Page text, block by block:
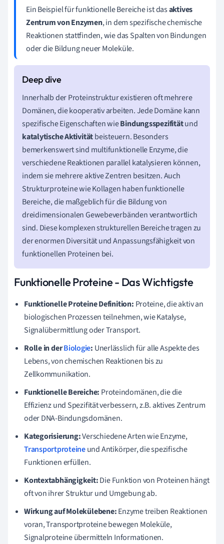
Ein Beispiel für funktionelle Bereiche ist dasaktives
Zentrum von Enzymen, in dem spezifische chemische
Reaktionen stattfinden, wie das Spalten von Bindungen
oder die Bildung neuer Moleküle.
Innerhalb der Proteinstruktur existieren oft mehrere
Domänen, die kooperativ arbeiten. Jede Domäne kann
spezifische Eigenschaften wieBindungsspezifitätund
katalytische Aktivitätbeisteuern. Besonders
bemerkenswert sind multifunktionelle Enzyme, die
verschiedene Reaktionen parallel katalysieren können,
indem sie mehrere aktive Zentren besitzen. Auch
Strukturproteine wie Kollagen haben funktionelle
Bereiche, die maßgeblich für die Bildung von
dreidimensionalen Gewebeverbänden verantwortlich
sind. Diese komplexen strukturellen Bereiche tragen zu
der enormen Diversität und Anpassungsfähigkeit von
funktionellen Proteinen bei.
Funktionelle Proteine - Das Wichtigste
Funktionelle Proteine Definition: Proteine, die aktiv an
biologischen Prozessen teilnehmen, wie Katalyse,
Signalübermittlung oder Transport.
Rolle in derBiologie: Unerlässlich für alle Aspekte des
Lebens, von chemischen Reaktionen bis zu
Zellkommunikation.
Funktionelle Bereiche: Proteindomänen, die die
Effizienz und Spezifität verbessern, z.B. aktives Zentrum
oder DNA-Bindungsdomänen.
Kategorisierung:Verschiedene Arten wie Enzyme,
Transportproteineund Antikörper, die spezifische
Funktionen erfüllen.
Kontextabhängigkeit:Die Funktion von Proteinen hängt
oft von ihrer Struktur und Umgebung ab.
Wirkung auf Molekülebene:Enzyme treiben Reaktionen
voran, Transportproteine bewegen Moleküle,
Signalproteine übermitteln Informationen.